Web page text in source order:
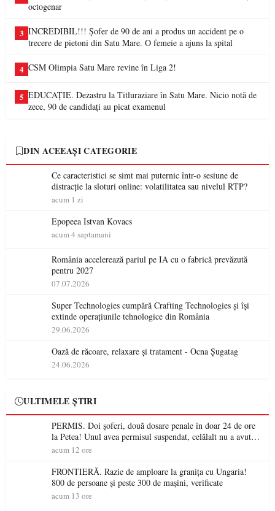
octogenar
3 INCREDIBIL!!! Șofer de 90 de ani a produs un accident pe o
trecere de pietoni din Satu Mare. O femeie a ajuns la spital
4 CSM Olimpia Satu Mare revine în Liga 2!
5 EDUCAȚIE. Dezastru la Titluraziare în Satu Mare. Nicio notă de
zece, 90 de candidați au picat examenul
DIN ACEEAȘI CATEGORIE
Ce caracteristici se simt mai puternic într-o sesiune de
distracție la sloturi online: volatilitatea sau nivelul RTP?
acum 1 zi
Epopeea Istvan Kovacs
acum 4 saptamani
România accelerează pariul pe IA cu o fabrică prevăzută
pentru 2027
07.07.2026
Super Technologies cumpără Crafting Technologies și își
extinde operațiunile tehnologice din România
29.06.2026
Oază de răcoare, relaxare și tratament - Ocna Șugatag
24.06.2026
ULTIMELE ȘTIRI
PERMIS. Doi șoferi, două dosare penale în doar 24 de ore
la Petea! Unul avea permisul suspendat, celălalt nu a avut
niciodată permis
acum 12 ore
FRONTIERĂ. Razie de amploare la granița cu Ungaria!
800 de persoane și peste 300 de mașini, verificate
acum 13 ore